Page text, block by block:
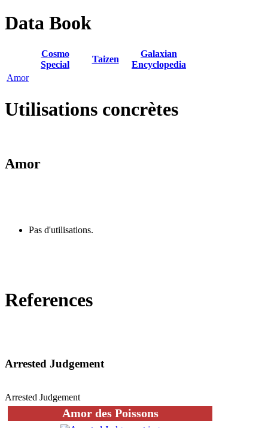
Data Book
Cosmo
Special
Taizen
Galaxian
Encyclopedia
Amor
Utilisations concrètes
Amor
Pas d'utilisations.
References
Arrested Judgement
Arrested Judgement
Amor des Poissons